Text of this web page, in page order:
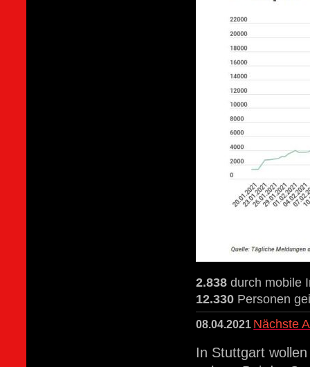
2.838 durch mobile
12.330 Personen
08.04.2021 Nächste
In Stuttgart